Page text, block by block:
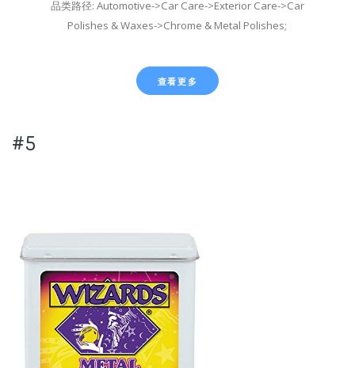
品类路径: Automotive->Car Care->Exterior Care->Car
Polishes & Waxes->Chrome & Metal Polishes;
查看更多
#5